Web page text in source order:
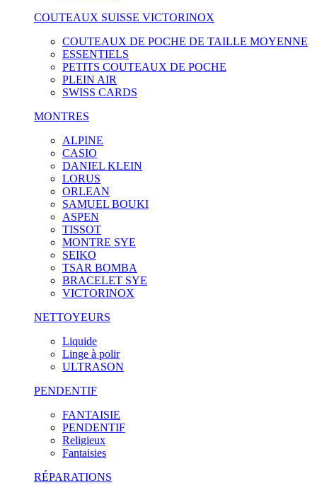
COUTEAUX SUISSE VICTORINOX
COUTEAUX DE POCHE DE TAILLE MOYENNE
ESSENTIELS
PETITS COUTEAUX DE POCHE
PLEIN AIR
SWISS CARDS
MONTRES
ALPINE
CASIO
DANIEL KLEIN
LORUS
ORLEAN
SAMUEL BOUKI
ASPEN
TISSOT
MONTRE SYE
SEIKO
TSAR BOMBA
BRACELET SYE
VICTORINOX
NETTOYEURS
Liquide
Linge à polir
ULTRASON
PENDENTIF
FANTAISIE
PENDENTIF
Religieux
Fantaisies
RÉPARATIONS